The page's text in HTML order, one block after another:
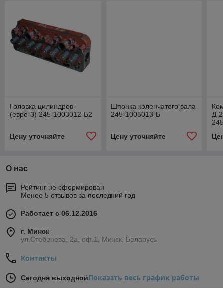
Головка цилиндров
(евро-3) 245-1003012-Б2
Цену уточняйте
Шпонка коленчатого вала
245-1005013-Б
Цену уточняйте
Д-
О нас
Рейтинг не сформирован
Менее 5 отзывов за последний год
Работает с 06.12.2016
г. Минск
ул.Стебенева, 2а, оф.1, Минск, Беларусь
Контакты
Сегодня выходнойПоказать весь график работы